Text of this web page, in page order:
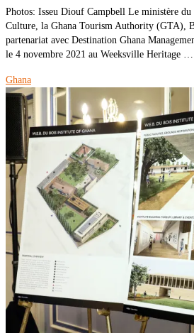
Photos: Isseu Diouf Campbell Le ministère
Culture, la Ghana Tourism Authority (GTA),
partenariat avec Destination Ghana
le 4 novembre 2021 au Weeksville Heritage …
Ghana